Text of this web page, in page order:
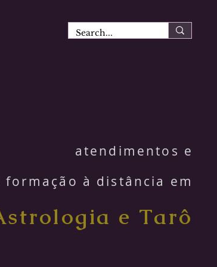
atendimentos e
formação à distância em
e Tarô